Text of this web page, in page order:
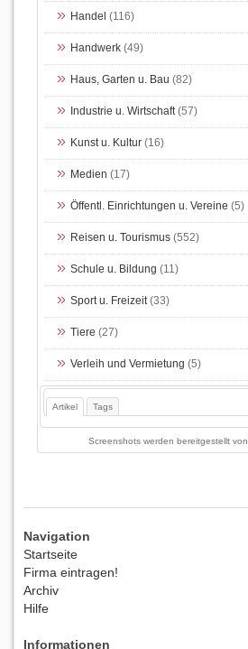
Handel (116)
Handwerk (49)
Haus, Garten u. Bau (82)
Industrie u. Wirtschaft(57)
Kunst u. Kultur (16)
Medien (17)
Öffentl. Einrichtungen u. Vereine (5)
Reisen u. Tourismus (552)
Schule u. Bildung (11)
Sport u. Freizeit(33)
Tiere (27)
Verleih und Vermietung (5)
Artikel Tags
Screenshots werden bereitgestellt von
Navigation
Startseite
Firma eintragen!
Archiv
Hilfe
Informationen